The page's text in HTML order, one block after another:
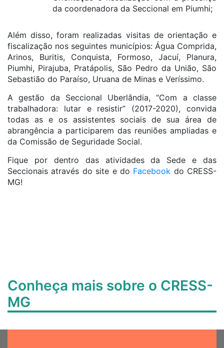
da coordenadora da Seccional em Piumhi;
Além disso, foram realizadas visitas de orientação e
fiscalização nos seguintes municípios: Água Comprida,
Arinos, Buritis, Conquista, Formoso, Jacuí, Planura,
Piumhi, Pirajuba, Pratápolis, São Pedro da União, São
Sebastião do Paraíso, Uruana de Minas e Veríssimo.
A gestão da Seccional Uberlândia, “Com a classe
trabalhadora: lutar e resistir” (2017-2020), convida
todas as e os assistentes sociais de sua área de
abrangência a participarem das reuniões ampliadas e
da Comissão de Seguridade Social.
Fique por dentro das atividades da Sede e das
Seccionais através do site e do Facebook do CRESS-
MG!
Conheça mais sobre o CRESS-
MG